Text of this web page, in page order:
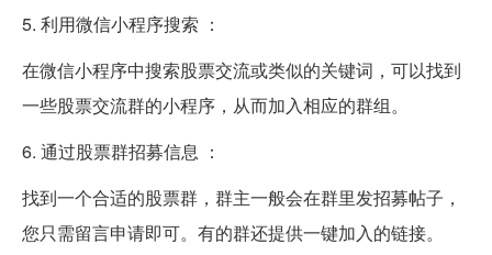
5. 利用微信小程序搜索 ：
在微信小程序中搜索股票交流或类似的关键词，可以找到
一些股票交流群的小程序，从而加入相应的群组。
6. 通过股票群招募信息 ：
找到一个合适的股票群，群主一般会在群里发招募帖子，
您只需留言申请即可。有的群还提供一键加入的链接。